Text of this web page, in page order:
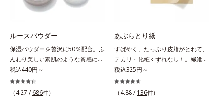
クリームのようにぴたっと密着。乾
燥による小ジワを目立たなく(*1)
す。むやみに隠すのではなくふわり
アのW効果で軽やかな美肌を印象づ
けます。紫外線吸収剤フリーなのに
高SPF値、さらにスキンプロテクト
複合成分(*3)が、ブルーライト、紫
外線、大気中の微粒子汚れなどの外
で、テカリや化粧くずれも防ぎま
さらの感触のパウダーに変化。まる
でベルベットのようななめらか肌に
整えるので、その後のファンデーシ
ョンのノリが格段にアップします。
ルースパウダー
保湿パウダーを贅沢に50％配合。ふ
んわり美しい素肌のような質感にな
りながらもうるおいとツヤを叶える
フェイスパウダー。朝の仕上がりの
クオリティが全然違う！ まるで美
税込440円～
（4.27 / 686件）
あぶらとり紙
すばやく、たっぷり皮脂がとれて、
テカリ・化粧くずれなし！。繊維の
長い麻を使用しそれを繰り返し叩い
て作り上げる、伝統の「金箔打紙製
法」。京都の舞妓さんたちに昔から
税込325円～
（4.88 / 136件）